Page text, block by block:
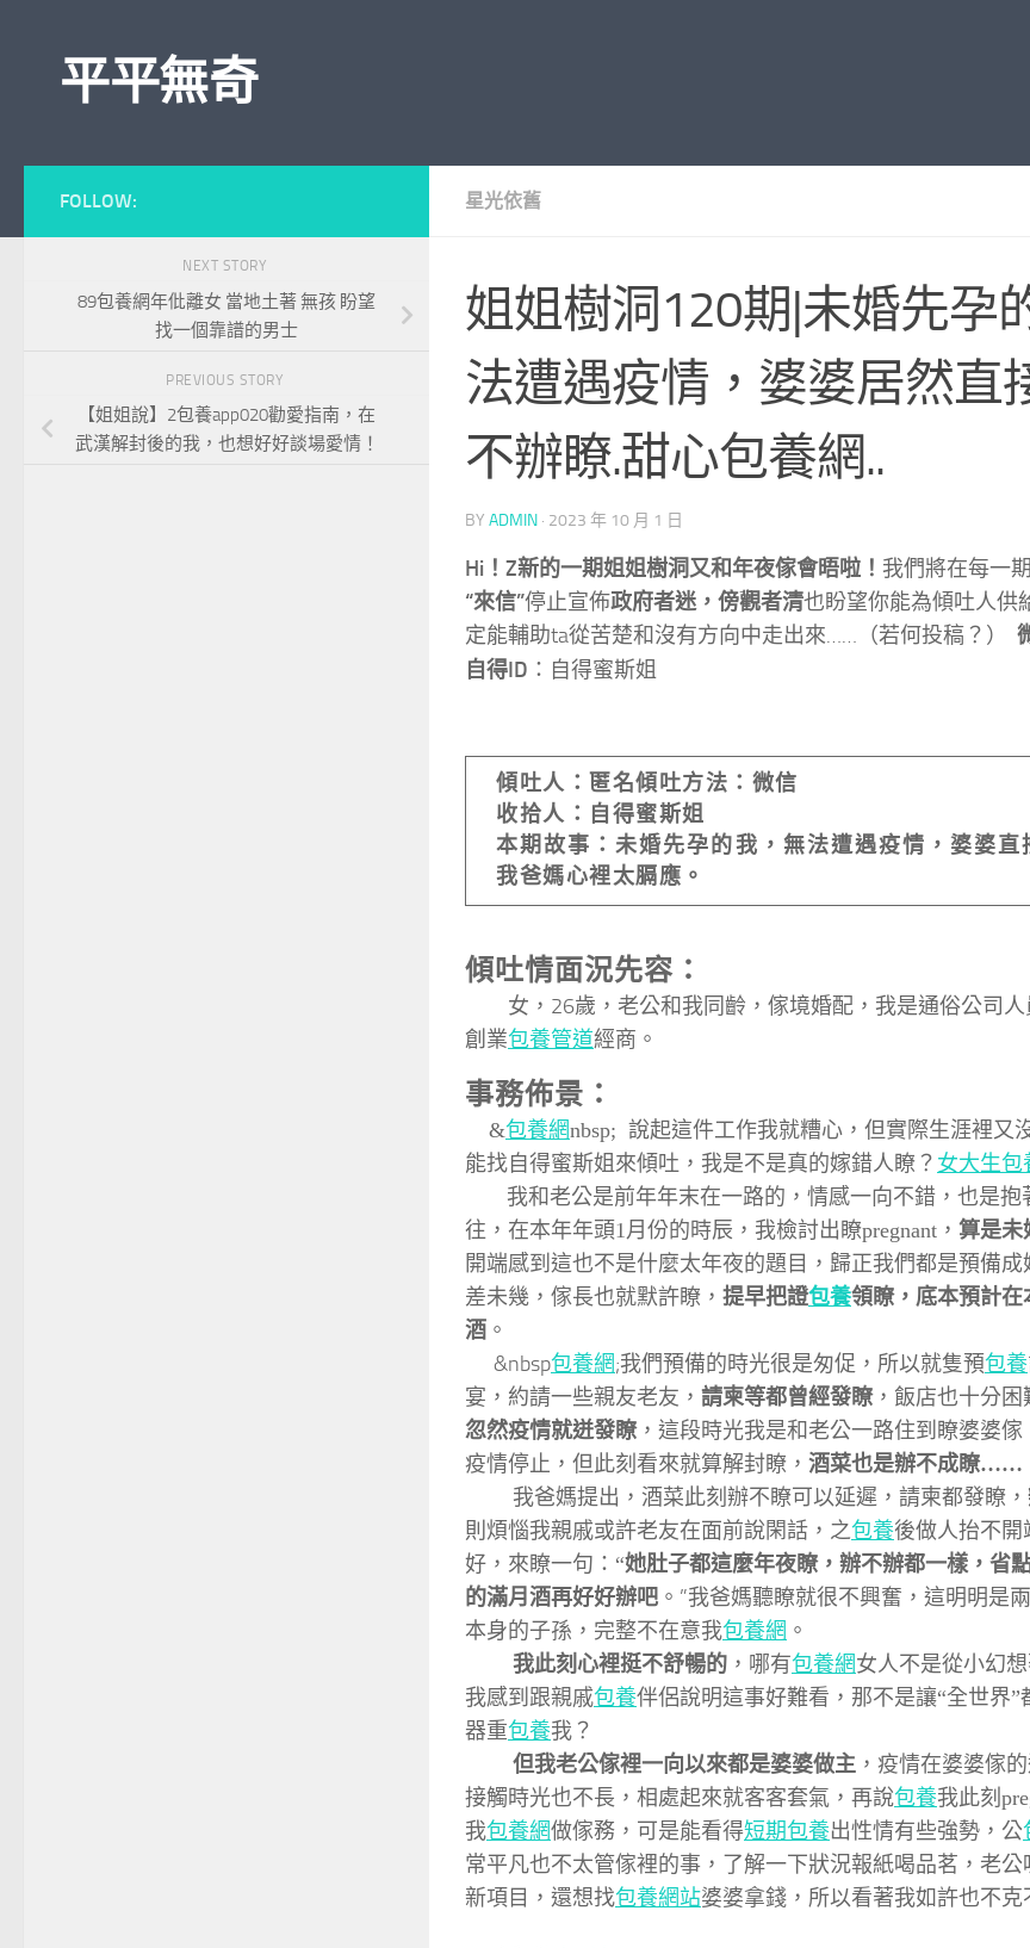
平平無奇
星光依舊
姐姐樹洞120期|未婚先孕
法遭遇疫情，婆婆居然直
不辦瞭.甜心包養網..
BY ADMIN · 2023 年 10 月 1 日
Hi！Z新的一期姐姐樹洞又和年夜傢會晤啦！ 我們將在每一
“來信”停止宣佈政府者迷，傍觀者清也盼望你能為傾吐人供
定能輔助ta從苦楚和沒有方向中走出來…… （若何投稿？）
自得ID ：自得蜜斯姐
傾吐人：匿名傾吐方法：微信
收拾人：自得蜜斯姐
本期故事：未婚先孕的我，無法遭遇疫情，婆婆直
我爸媽心裡太膈應。
傾吐情面況先容：
女，26歲，老公和我同齡，傢境婚配，我是通俗公司人
創業包養管道經商。
事務佈景：
&包養網nbsp; 說起這件工作我就糟心，但實際生涯裡又
能找自得蜜斯姐來傾吐，我是不是真的嫁錯人瞭？ 女大生包
我和老公是前年年末在一路的，情感一向不錯，也是抱
往，在本年年頭1月份的時辰，我檢討出瞭pregnant， 算是未
開端感到這也不是什麼太年夜的題目，歸正我們都是預備
差未幾，傢長也就默許瞭， 提早把證包養領瞭，底本預計
酒 。
&nbsp包養網;我們預備的時光很是匆促，所以就隻預包養
宴，約請一些親友老友， 請柬等都曾經發瞭，飯店也十分困
忽然疫情就迸發瞭，這段時光我是和老公一路住到瞭婆婆傢
疫情停止，但此刻看來就算解封瞭， 酒菜也是辦不成瞭……
我爸媽提出，酒菜此刻辦不瞭可以延遲，請柬都發瞭，
則煩惱我親戚或許老友在面前說閑話，之包養後做人抬不開
好，來瞭一句：“她肚子都這麼年夜瞭，辦不辦都一樣，省
的滿月酒再好好辦吧 。”我爸媽聽瞭就很不興奮，這明明是
本身的子孫，完整不在意我包養網 。
我此刻心裡挺不舒暢的 ，哪有包養網女人不是從小幻
我感到跟親戚包養伴侶說明這事好難看，那不是讓“全世界”
器重包養我？
但我老公傢裡一向以來都是婆婆做主 ，疫情在婆婆傢
接觸時光也不長，相處起來就客客套氣，再說包養我此刻
我包養網做傢務，可是能看得短期包養出性情有些強勢， 公
常平凡也不太管傢裡的事，了解一下狀況報紙喝品茗，老
新項目，還想找包養網站婆婆拿錢，所以看著我如許也不克
FOLLOW:
NEXT STORY
89包養網年仳離女 當地土著 無孩 盼望
找一個靠譜的男士
PREVIOUS STORY
【姐姐說】2包養app020勸愛指南，在
武漢解封後的我，也想好好談場愛情！